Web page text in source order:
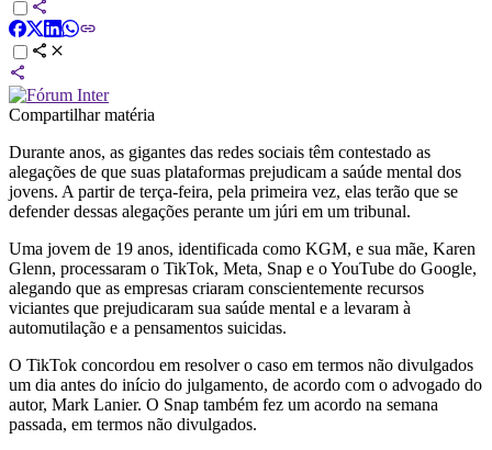
Compartilhar matéria
Durante anos, as gigantes das redes sociais têm contestado as
alegações de que suas plataformas prejudicam a saúde mental dos
jovens. A partir de terça-feira, pela primeira vez, elas terão que se
defender dessas alegações perante um júri em um tribunal.
Uma jovem de 19 anos, identificada como KGM, e sua mãe, Karen
Glenn, processaram o TikTok, Meta, Snap e o YouTube do Google,
alegando que as empresas criaram conscientemente recursos
viciantes que prejudicaram sua saúde mental e a levaram à
automutilação e a pensamentos suicidas.
O TikTok concordou em resolver o caso em termos não divulgados
um dia antes do início do julgamento, de acordo com o advogado do
autor, Mark Lanier. O Snap também fez um acordo na semana
passada, em termos não divulgados.